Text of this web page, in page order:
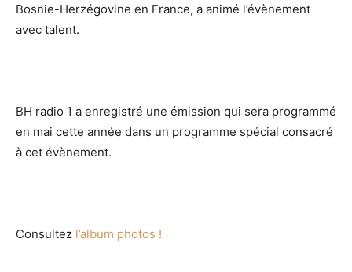
Bosnie-Herzégovine en France, a animé l’évènement
avec talent.
BH radio 1 a enregistré une émission qui sera programmé
en mai cette année dans un programme spécial consacré
à cet évènement.
Consultez l’album photos !